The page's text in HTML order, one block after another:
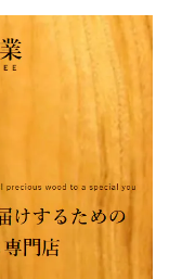
ーブル カウンター